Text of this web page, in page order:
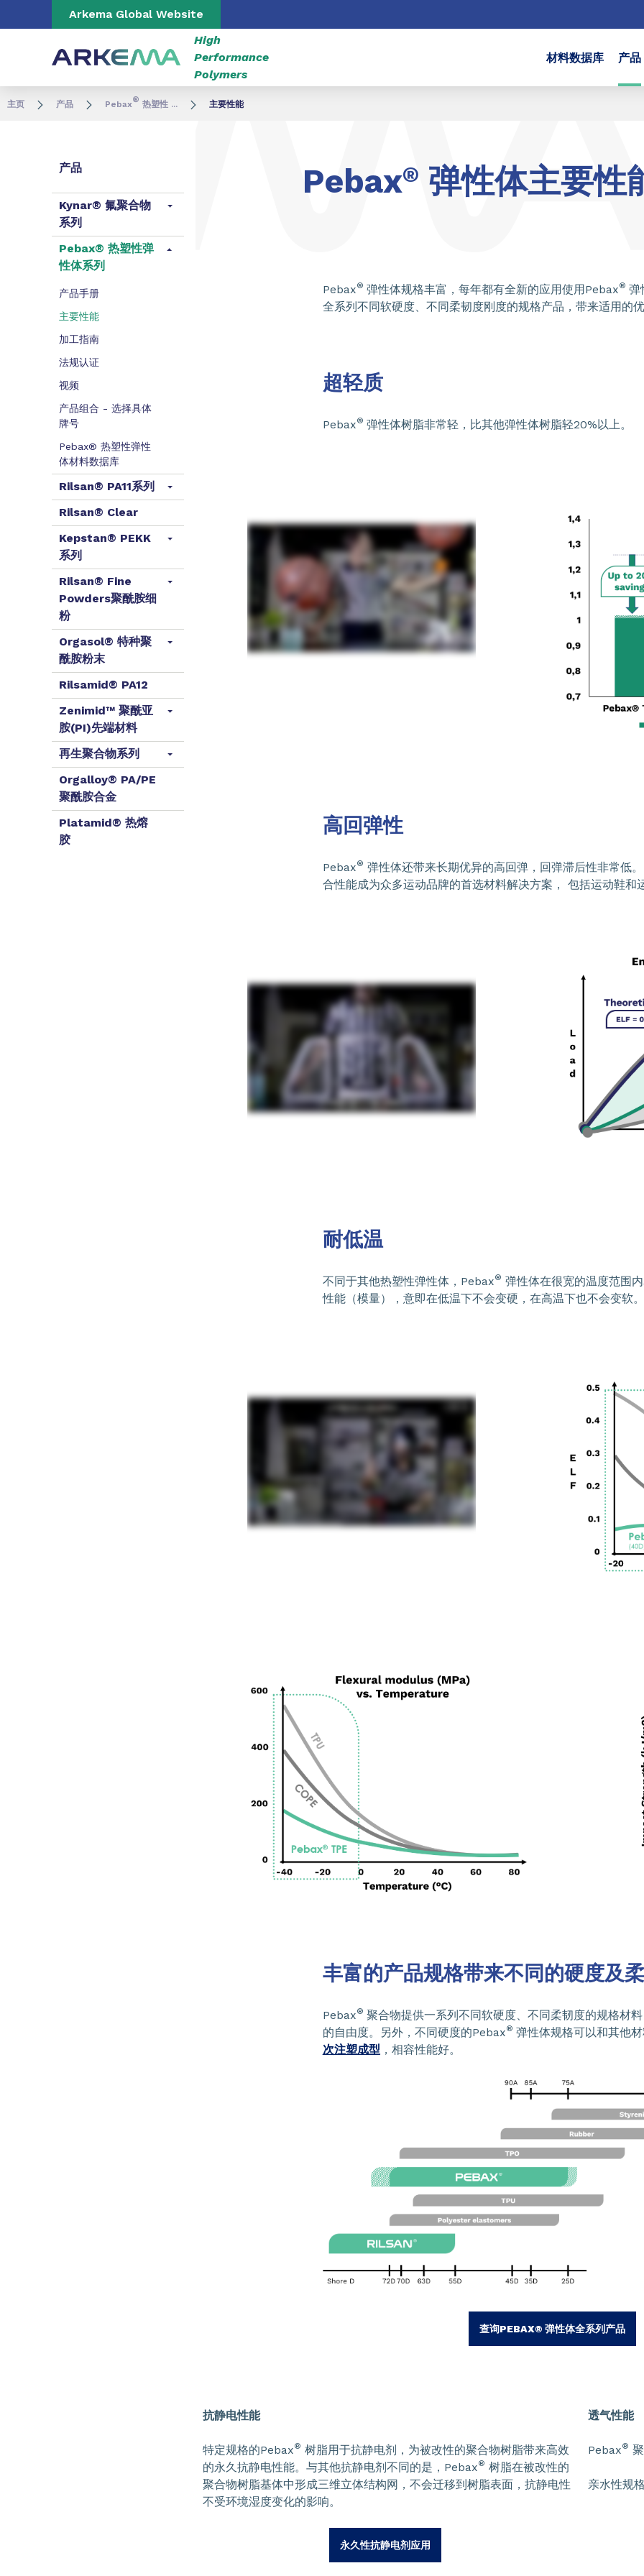
Go to content Go to navigation
Arkema Global Website
High
Performance
Polymers
材料数据库 产品
主页 产品 Pebax® 热塑性 ... 主要性能
产品
Kynar® 氟聚合物
系列
Pebax® 热塑性弹
性体系列
产品手册
主要性能
加工指南
法规认证
视频
产品组合 - 选择具体
牌号
Pebax® 热塑性弹性
体材料数据库
Rilsan® PA11系列
Rilsan® Clear
Kepstan® PEKK
系列
Rilsan® Fine
Powders聚酰胺细
粉
Orgasol® 特种聚
酰胺粉末
Rilsamid® PA12
Zenimid™ 聚酰亚
胺(PI)先端材料
再生聚合物系列
Orgalloy® PA/PE
聚酰胺合金
Platamid® 热熔
胶
Pebax® 弹性体主要性
Pebax® 弹性体规格丰富，每年都有全新的应用使用Pebax® 弹
全系列不同软硬度、不同柔韧度刚度的规格产品，带来适用的
超轻质
Pebax® 弹性体树脂非常轻，比其他弹性体树脂轻20%以上。
高回弹性
Pebax® 弹性体还带来长期优异的高回弹，回弹滞后性非常低
合性能成为众多运动品牌的首选材料解决方案， 包括运动鞋和
耐低温
不同于其他热塑性弹性体，Pebax® 弹性体在很宽的温度范围
性能（模量），意即在低温下不会变硬，在高温下也不会变软。
丰富的产品规格带来不同的硬度及
Pebax® 聚合物提供一系列不同软硬度、不同柔韧度的规格材
的自由度。另外，不同硬度的Pebax® 弹性体规格可以和其他
次注塑成型 ，相容性能好。
查询PEBAX® 弹性体全系列产品
抗静电性能
特定规格的Pebax® 树脂用于抗静电剂，为被改性的聚合物树脂带来高效
的永久抗静电性能。与其他抗静电剂不同的是，Pebax® 树脂在被改性的
聚合物树脂基体中形成三维立体结构网，不会迁移到树脂表面，抗静电性
不受环境湿度变化的影响。
永久性抗静电剂应用
透气性能
Pebax®
亲水性规